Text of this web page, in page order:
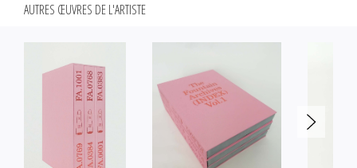
AUTRES ŒUVRES DE L'ARTISTE